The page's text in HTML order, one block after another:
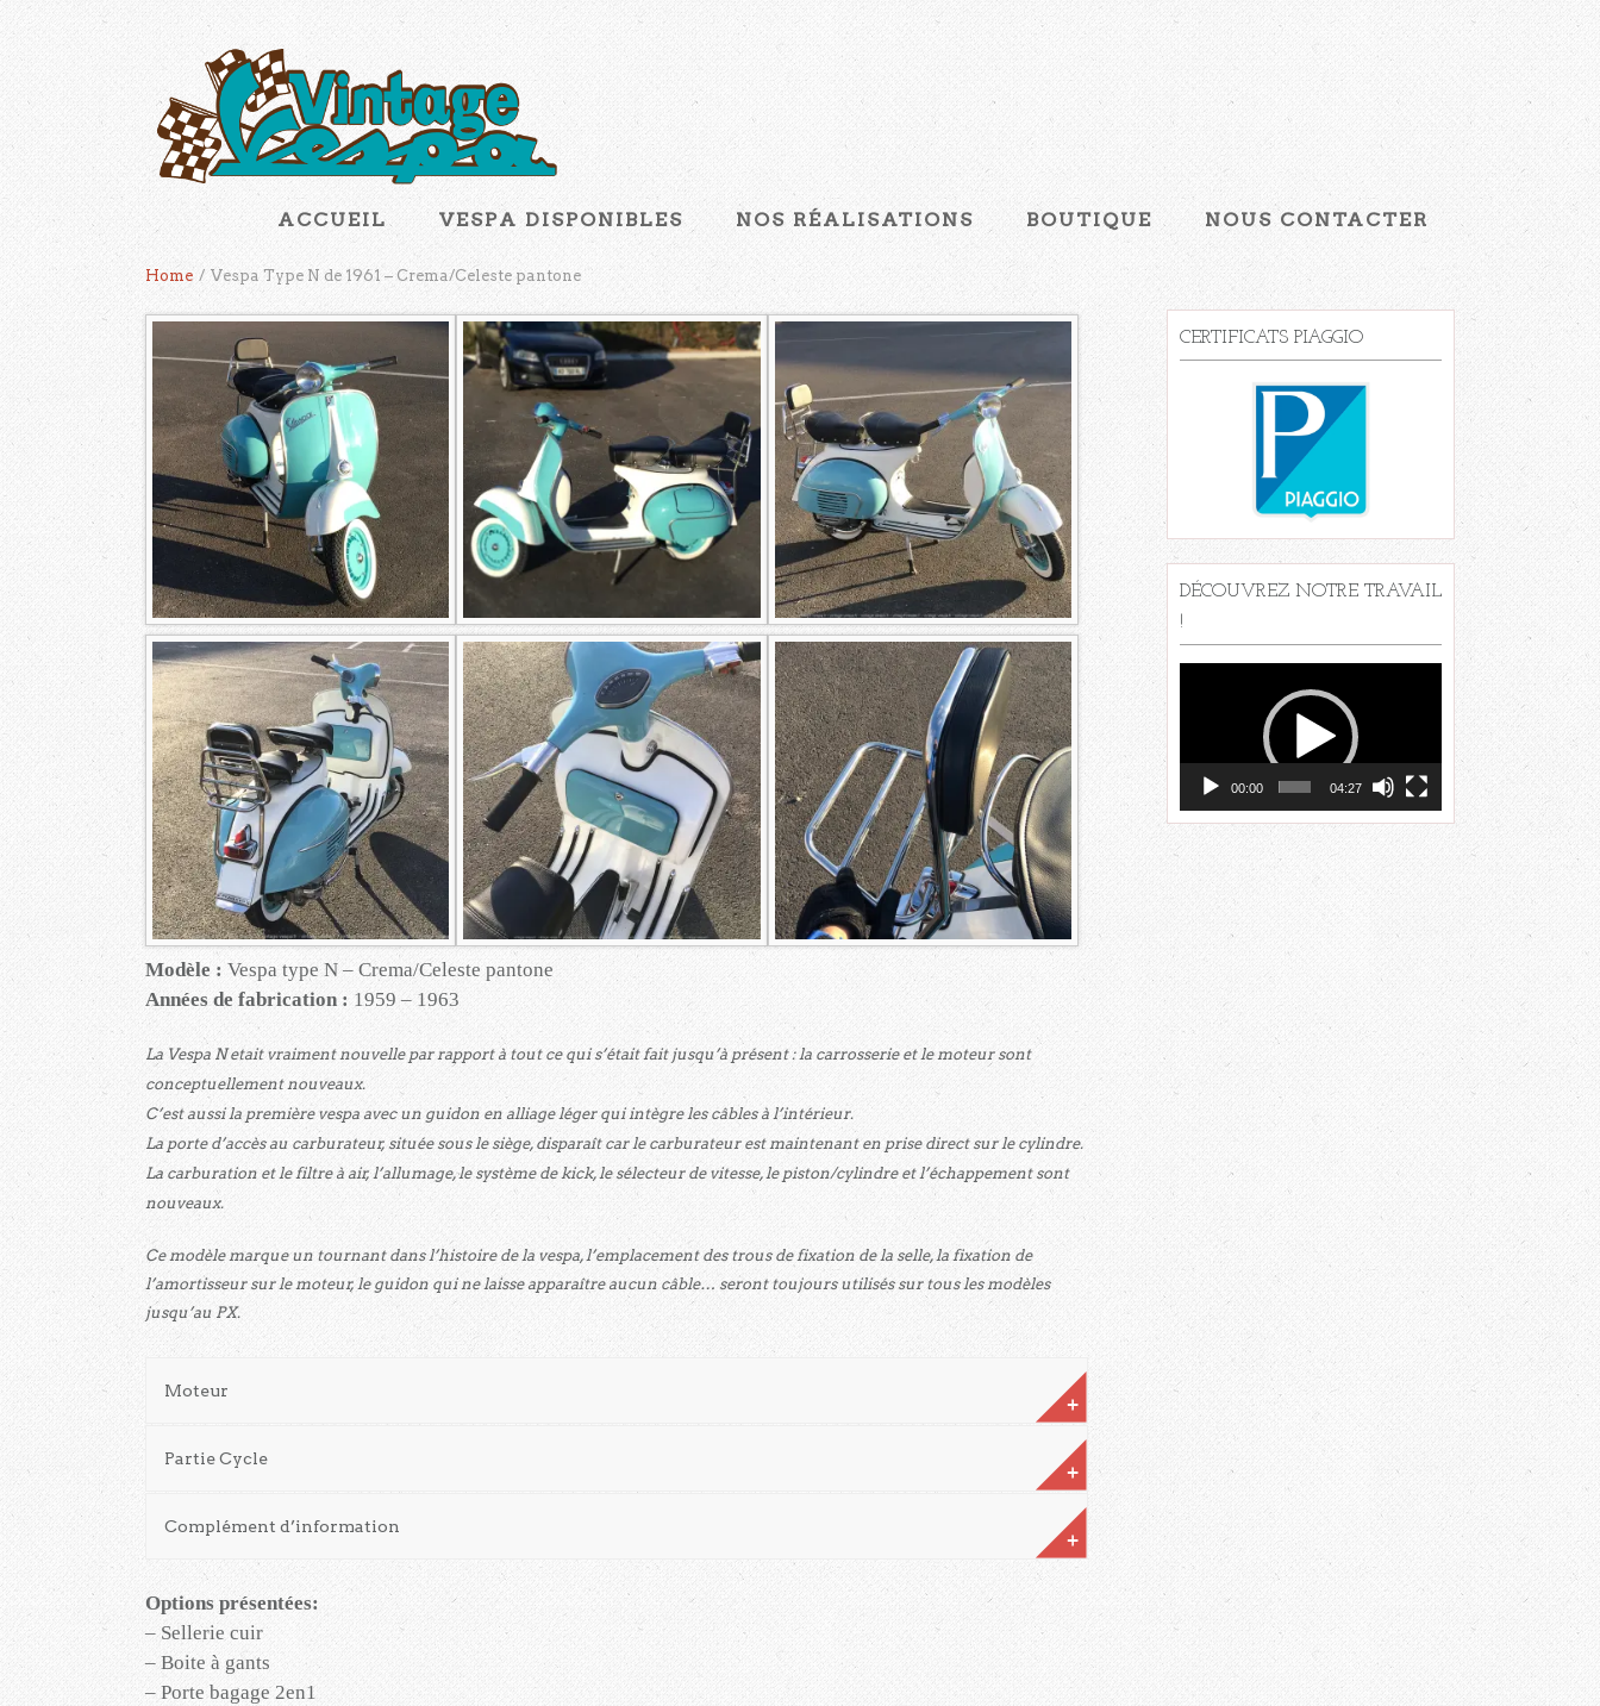
ACCUEIL VESPA DISPONIBLES NOS RÉALISATIONS BOUTIQUE NOUS CONTACTER
Home / Vespa Type N de 1961 – Crema/Celeste pantone
Modèle : Vespa type N – Crema/Celeste pantone
Années de fabrication : 1959 – 1963
La Vespa N etait vraiment nouvelle par rapport à tout ce qui s’était fait jusqu’à présent : la carrosserie et le moteur sont
conceptuellement nouveaux.
C’est aussi la première vespa avec un guidon en alliage léger qui intègre les câbles à l’intérieur.
La porte d’accès au carburateur, située sous le siège, disparaît car le carburateur est maintenant en prise direct sur le cylindre.
La carburation et le filtre à air, l’allumage, le système de kick, le sélecteur de vitesse, le piston/cylindre et l’échappement sont
nouveaux.
Ce modèle marque un tournant dans l’histoire de la vespa, l’emplacement des trous de fixation de la selle, la fixation de
l’amortisseur sur le moteur, le guidon qui ne laisse apparaître aucun câble… seront toujours utilisés sur tous les modèles
jusqu’au PX.
Moteur
Partie Cycle
Complément d’information
Options présentées:
– Sellerie cuir
– Boite à gants
– Porte bagage 2en1
CERTIFICATS PIAGGIO
DÉCOUVREZ NOTRE TRAVAIL
!
00:00 04:27